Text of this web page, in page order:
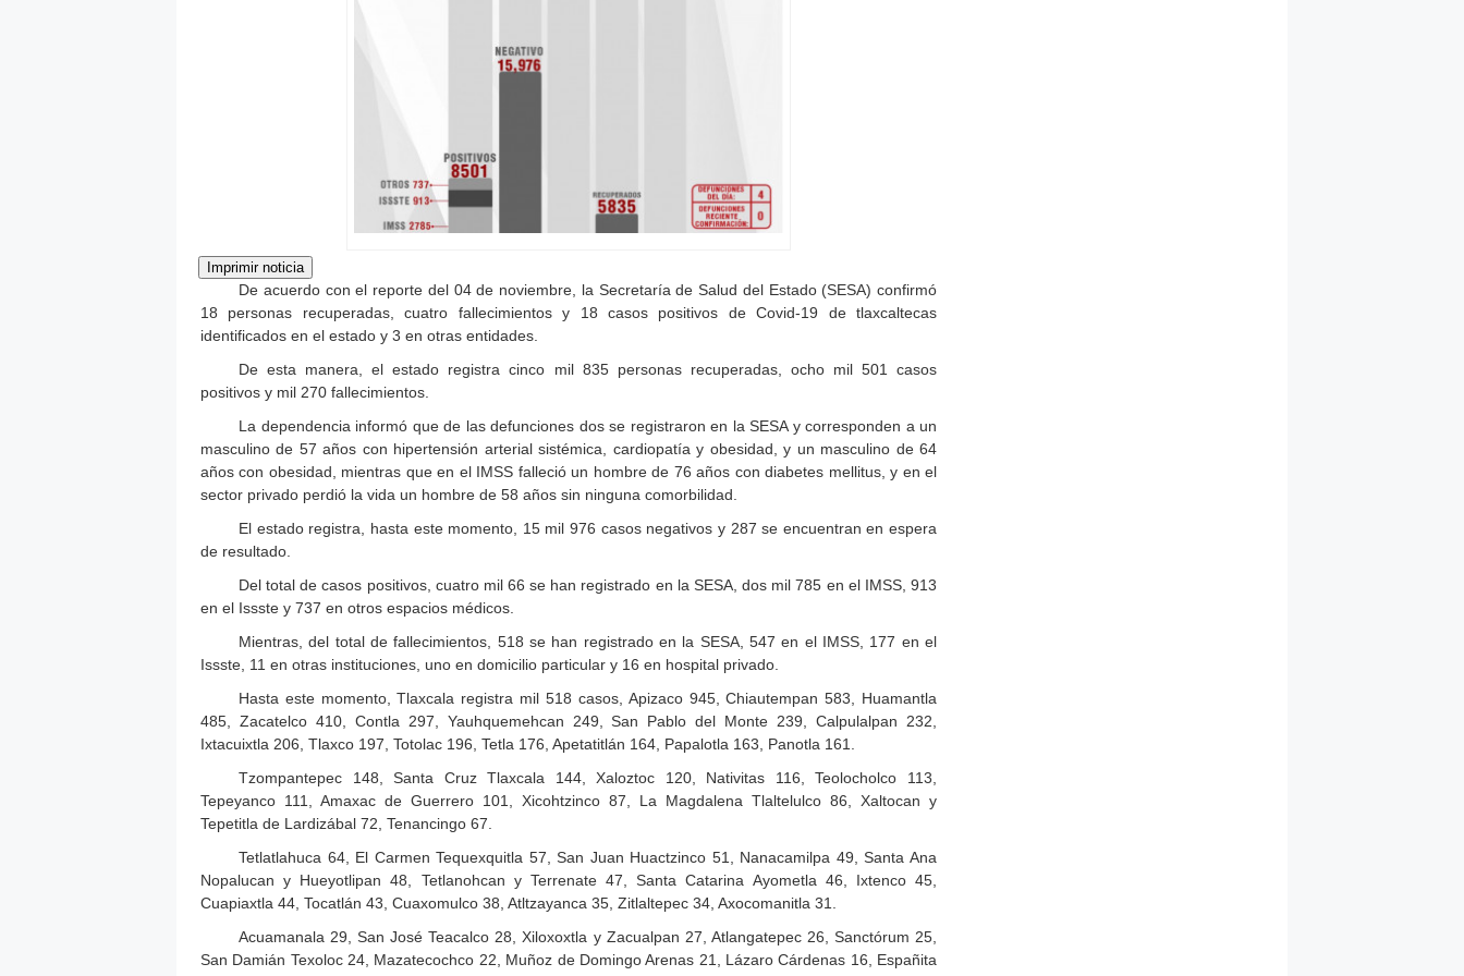
De acuerdo con el reporte del 04 de noviembre, la Secretaría de Salud del Estado (SESA) confirmó
18 personas recuperadas, cuatro fallecimientos y 18 casos positivos de Covid-19 de tlaxcaltecas
identificados en el estado y 3 en otras entidades.
De esta manera, el estado registra cinco mil 835 personas recuperadas, ocho mil 501 casos
positivos y mil 270 fallecimientos.
La dependencia informó que de las defunciones dos se registraron en la SESA y corresponden a un
masculino de 57 años con hipertensión arterial sistémica, cardiopatía y obesidad, y un masculino de 64
años con obesidad, mientras que en el IMSS falleció un hombre de 76 años con diabetes mellitus, y en el
sector privado perdió la vida un hombre de 58 años sin ninguna comorbilidad.
El estado registra, hasta este momento, 15 mil 976 casos negativos y 287 se encuentran en espera
de resultado.
Del total de casos positivos, cuatro mil 66 se han registrado en la SESA, dos mil 785 en el IMSS, 913
en el Issste y 737 en otros espacios médicos.
Mientras, del total de fallecimientos, 518 se han registrado en la SESA, 547 en el IMSS, 177 en el
Issste, 11 en otras instituciones, uno en domicilio particular y 16 en hospital privado.
Hasta este momento, Tlaxcala registra mil 518 casos, Apizaco 945, Chiautempan 583, Huamantla
485, Zacatelco 410, Contla 297, Yauhquemehcan 249, San Pablo del Monte 239, Calpulalpan 232,
Ixtacuixtla 206, Tlaxco 197, Totolac 196, Tetla 176, Apetatitlán 164, Papalotla 163, Panotla 161.
Tzompantepec 148, Santa Cruz Tlaxcala 144, Xaloztoc 120, Nativitas 116, Teolocholco 113,
Tepeyanco 111, Amaxac de Guerrero 101, Xicohtzinco 87, La Magdalena Tlaltelulco 86, Xaltocan y
Tepetitla de Lardizábal 72, Tenancingo 67.
Tetlatlahuca 64, El Carmen Tequexquitla 57, San Juan Huactzinco 51, Nanacamilpa 49, Santa Ana
Nopalucan y Hueyotlipan 48, Tetlanohcan y Terrenate 47, Santa Catarina Ayometla 46, Ixtenco 45,
Cuapiaxtla 44, Tocatlán 43, Cuaxomulco 38, Atltzayanca 35, Zitlaltepec 34, Axocomanitla 31.
Acuamanala 29, San José Teacalco 28, Xiloxoxtla y Zacualpan 27, Atlangatepec 26, Sanctórum 25,
San Damián Texoloc 24, Mazatecochco 22, Muñoz de Domingo Arenas 21, Lázaro Cárdenas 16, Españita